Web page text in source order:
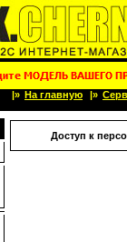
|» На главную |»
Доступ к